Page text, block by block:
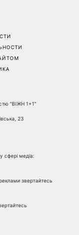
"ВІЖН 1+1"
23
сфері медіа:
звертайтесь